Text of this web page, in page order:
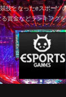
技となったeスポーツ
る賞金などランキング